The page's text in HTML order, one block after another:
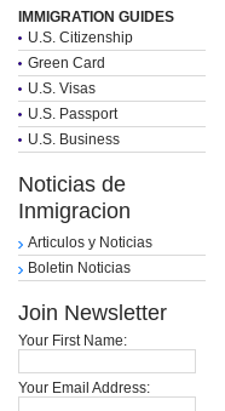
IMMIGRATION GUIDES
U.S. Citizenship
Green Card
U.S. Visas
U.S. Passport
U.S. Business
Noticias de
Inmigracion
Articulos y Noticias
Boletin Noticias
Join Newsletter
Your First Name:
Your Email Address: